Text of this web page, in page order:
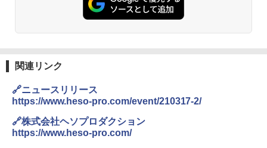
関連リンク
🔗ニュースリリース
https://www.heso-pro.com/event/210317-2/
🔗株式会社ヘソプロダクション
https://www.heso-pro.com/